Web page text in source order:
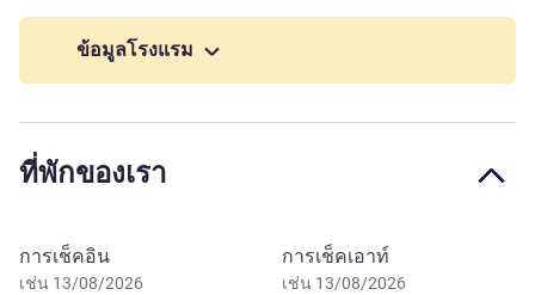
great stays at the best price, Avignon is ideal for your
getaway to Provence.
trip to Avignon? Book a stay in our downtown hotel, ideal
for all travelers: family, friends, business trips or romantic
stays. Whatever the reason, hotelF1 caters for all stays!
know how to take care of you.
ข้อมูลโรงแรม
ที่พักของเรา
จองโรงแรมนี้
การเช็คอิน
เช่น 13/08/2026
การเช็คเอาท์
เช่น 13/08/2026